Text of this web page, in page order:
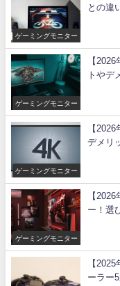
ゲーミングモニター
との違
ゲーミングモニター
【
トやデ
ゲーミングモニター
【
デメリ
ゲーミングモニター
【
ー！選
【
ーラー